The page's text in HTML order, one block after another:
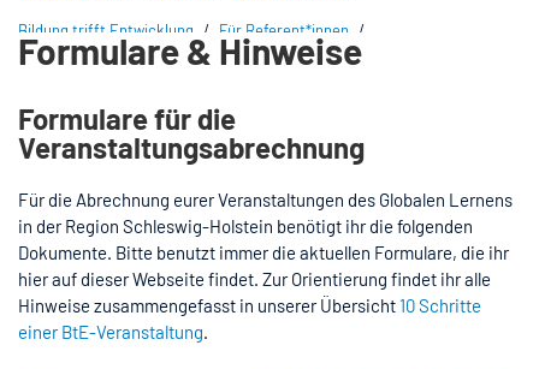
Bildung trifft Entwicklung / Für Referent*innen /
Formulare & Hinweise
Formulare & Hinweise
Formulare für die
Veranstaltungsabrechnung
Für die Abrechnung eurer Veranstaltungen des Globalen Lernens
in der Region Schleswig-Holstein benötigt ihr die folgenden
Dokumente. Bitte benutzt immer die aktuellen Formulare, die ihr
hier auf dieser Webseite findet. Zur Orientierung findet ihr alle
Hinweise zusammengefasst in unserer Übersicht10 Schritte
einer BtE-Veranstaltung.